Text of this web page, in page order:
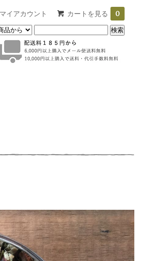
マイアカウント カートを見る 0